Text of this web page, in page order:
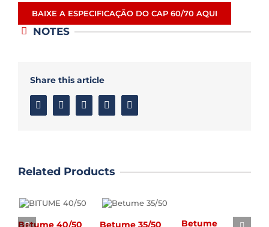
BAIXE A ESPECIFICAÇÃO DO CAP 60/70 AQUI
NOTES
Share this article
FacebookTwitter LinkedinGoogle+
Related Products
Betume 40/50 Betume 35/50
Betume